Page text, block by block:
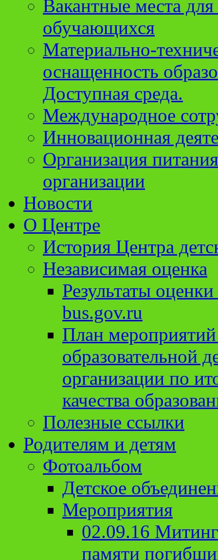
Вакантные места
обучающихся
Материально-
оснащенность
Доступная среда.
Международное
Инновационная
Организация
организации
Новости
О Центре
История Центра
Независимая оценка
Результаты
bus.gov.ru
План
образовательной
организации по
качества
Полезные ссылки
Родителям и детям
Фотоальбом
Детское
Мероприятия
02.09.16
памяти